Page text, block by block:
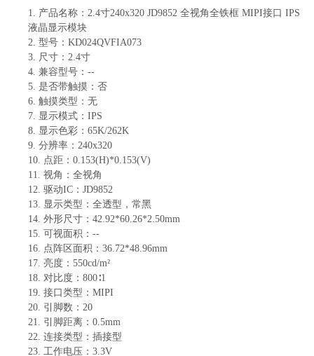
1. 产品名称： 2.4寸240x320 JD9852 全视角全铁框 MIPI接口 IPS
液晶显示模块
2. 型号： KD024QVFIA073
3. 尺寸： 2.4寸
4. 兼容型号： --
5. 是否带触摸： 否
6. 触摸类型： 无
7. 显示模式：IPS
8. 显示色彩： 65K/262K
9. 分辨率： 240x320
10. 点距： 0.153(H)*0.153(V)
11. 视角：全视角
12. 驱动IC：JD9852
13. 显示类型：全透型，常黑
14. 外形尺寸： 42.92*60.26*2.50mm
15. 可视面积： --
16. 点阵区面积： 36.72*48.96mm
17. 亮度： 550cd/m²
18. 对比度： 800∶1
19. 接口类型： MIPI
20. 引脚数： 20
21. 引脚距离： 0.5mm
22. 连接类型 ： 插接型
23. 工作电压： 3.3V